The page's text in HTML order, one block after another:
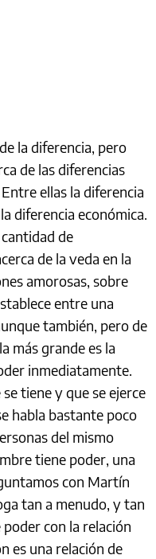
la diferencia, pero
de las diferencias
ellas la diferencia
diferencia económica.
de
de la veda en la
amorosas, sobre
entre una
también, pero de
más grande es la
inmediatamente.
tiene y que se ejerce
habla bastante poco
del mismo
tiene poder, una
con Martín
tan a menudo, y tan
con la relación
es una relación de